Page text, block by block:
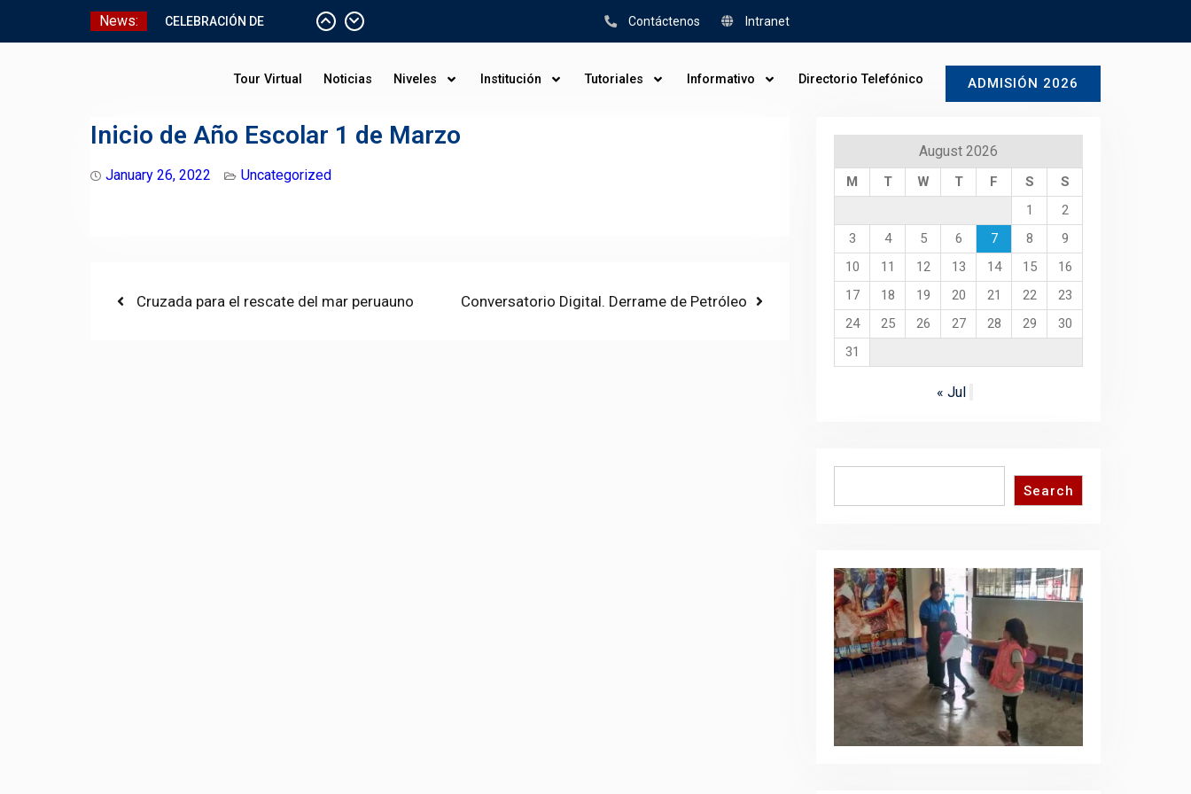
News:
CELEBRACIÓN DE
BAUTISMO
Laboratorios de Cómputo
Contáctenos Intranet
Tour Virtual Noticias Niveles Institución Tutoriales Informativo Directorio Telefónico ADMISIÓN 2026
Inicio de Año Escolar 1 de Marzo
January 26, 2022 Uncategorized
Post
Previous
Cruzada para el rescate del mar peruauno
Next
Conversatorio Digital. Derrame de Petróleo
August 2026
M T W T F S
S
1
2
3
4 5 6 7 8
9
10
11 12 13 14 15
16
17
18 19 20 21 22
23
24
25 26 27 28 29
30
31
« Jul
Search